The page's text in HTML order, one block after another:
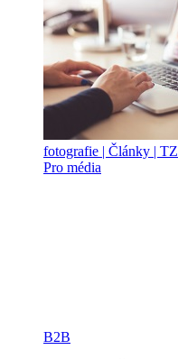
fotografie | Články | TZ
Pro média
B2B